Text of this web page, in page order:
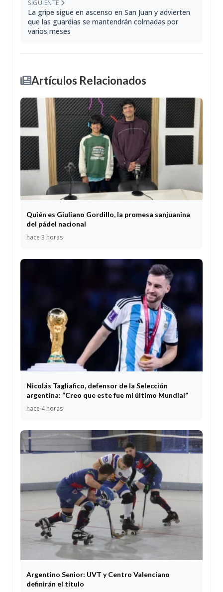
SIGUIENTE
La gripe sigue en ascenso en San Juan y advierten
que las guardias se mantendrán colmadas por
varios meses
Artículos Relacionados
Quién es Giuliano Gordillo, la promesa sanjuanina
del pádel nacional
hace 3 horas
Nicolás Tagliafico, defensor de la Selección
argentina: “Creo que este fue mi último Mundial”
hace 4 horas
Argentino Senior: UVT y Centro Valenciano
definirán el título